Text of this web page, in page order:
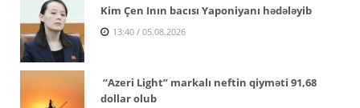
Kim Çen Inın bacısı Yaponiyanı hədələyib
13:40 / 05.08.2026
“Azeri Light” markalı neftin qiyməti 91,68
dollar olub